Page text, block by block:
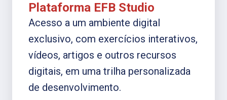
Plataforma EFB Studio
Acesso a um ambiente digital
exclusivo, com exercícios interativos,
vídeos, artigos e outros recursos
digitais, em uma trilha personalizada
de desenvolvimento.